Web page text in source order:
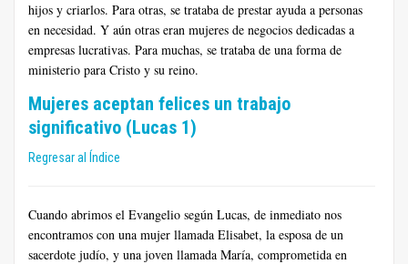
hijos y criarlos. Para otras, se trataba de prestar ayuda a personas
en necesidad. Y aún otras eran mujeres de negocios dedicadas a
empresas lucrativas. Para muchas, se trataba de una forma de
ministerio para Cristo y su reino.
Mujeres aceptan felices un trabajo
significativo (Lucas 1)
Regresar al Índice
Cuando abrimos el Evangelio según Lucas, de inmediato nos
encontramos con una mujer llamada Elisabet, la esposa de un
sacerdote judío, y una joven llamada María, comprometida en